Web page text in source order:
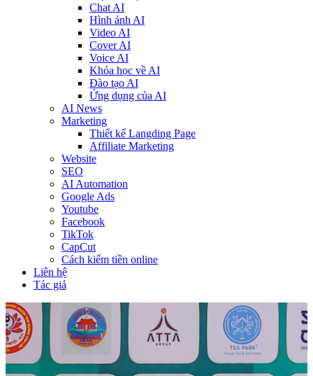
Chat AI
Hình ảnh AI
Video AI
Cover AI
Voice AI
Khóa học về AI
Đào tạo AI
Ứng dụng của AI
AI News
Marketing
Thiết kế Langding Page
Affiliate Marketing
Website
SEO
AI Automation
Google Ads
Youtube
Facebook
TikTok
CapCut
Cách kiếm tiền online
Liên hệ
Tác giả